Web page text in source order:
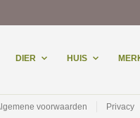
DIER HUIS
voorwaarden Privacy